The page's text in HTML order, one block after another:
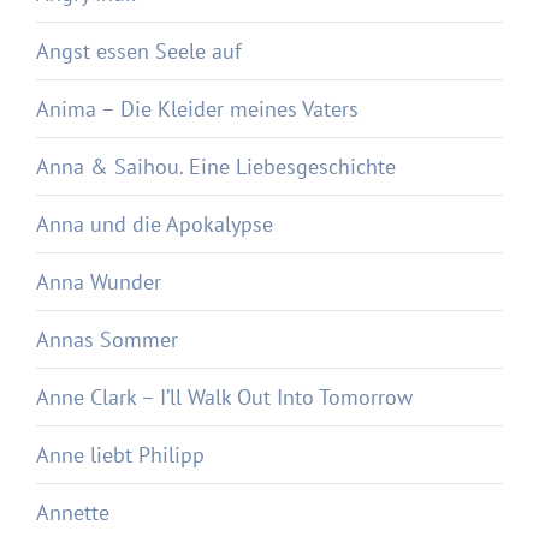
Angst essen Seele auf
Anima – Die Kleider meines Vaters
Anna & Saihou. Eine Liebesgeschichte
Anna und die Apokalypse
Anna Wunder
Annas Sommer
Anne Clark – I’ll Walk Out Into Tomorrow
Anne liebt Philipp
Annette